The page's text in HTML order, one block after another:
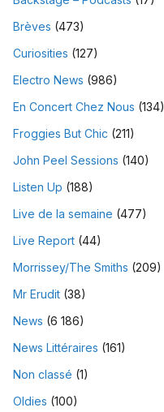
Brèves (473)
Curiosities (127)
Electro News (986)
En Concert Chez Nous (134)
Froggies But Chic (211)
John Peel Sessions (140)
Listen Up (188)
Live de la semaine (477)
Live Report (44)
Morrissey/The Smiths (209)
Mr Erudit (38)
News (6 186)
News Littéraires (161)
Non classé (1)
Oldies (100)